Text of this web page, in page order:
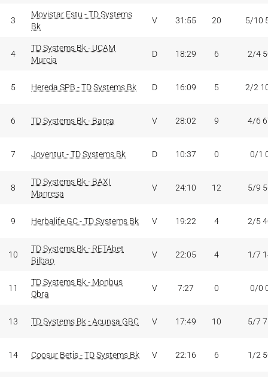
3
Movistar Estu - TD Systems
Bk
V 31:55 20 5/10
4
TD Systems Bk - UCAM
Murcia
D 18:29 6 2/4
5 Hereda SPB - TD Systems Bk D 16:09 5 2/2
6 TD Systems Bk - Barça V 28:02 9 4/6
7 Joventut - TD Systems Bk D 10:37 0 0/1
8
TD Systems Bk - BAXI
Manresa
V 24:10 12 5/9
9 Herbalife GC - TD Systems Bk V 19:22 4 2/5
10
TD Systems Bk - RETAbet
Bilbao
V 22:05 4 1/7
11
TD Systems Bk - Monbus
Obra
V 7:27 0 0/0
13 TD Systems Bk - Acunsa GBC V 17:49 10 5/7
14 Coosur Betis - TD Systems Bk V 22:16 6 1/2